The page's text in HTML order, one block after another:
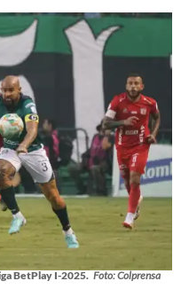
BetPlay I-2025. Foto: Colprensa